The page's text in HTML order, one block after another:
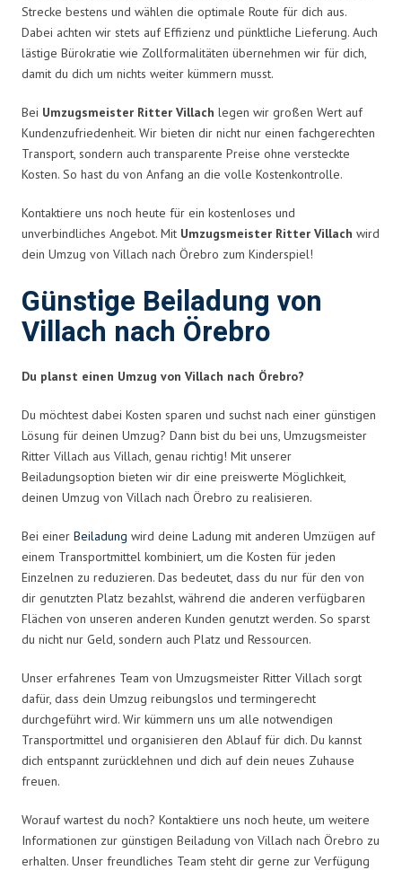
Strecke bestens und wählen die optimale Route für dich aus.
Dabei achten wir stets auf Effizienz und pünktliche Lieferung. Auch
lästige Bürokratie wie Zollformalitäten übernehmen wir für dich,
damit du dich um nichts weiter kümmern musst.
Bei Umzugsmeister Ritter Villach legen wir großen Wert auf
Kundenzufriedenheit. Wir bieten dir nicht nur einen fachgerechten
Transport, sondern auch transparente Preise ohne versteckte
Kosten. So hast du von Anfang an die volle Kostenkontrolle.
Kontaktiere uns noch heute für ein kostenloses und
unverbindliches Angebot. Mit Umzugsmeister Ritter Villach wird
dein Umzug von Villach nach Örebro zum Kinderspiel!
Günstige Beiladung von
Villach nach Örebro
Du planst einen Umzug von Villach nach Örebro?
Du möchtest dabei Kosten sparen und suchst nach einer günstigen
Lösung für deinen Umzug? Dann bist du bei uns, Umzugsmeister
Ritter Villach aus Villach, genau richtig! Mit unserer
Beiladungsoption bieten wir dir eine preiswerte Möglichkeit,
deinen Umzug von Villach nach Örebro zu realisieren.
Bei einer Beiladung wird deine Ladung mit anderen Umzügen auf
einem Transportmittel kombiniert, um die Kosten für jeden
Einzelnen zu reduzieren. Das bedeutet, dass du nur für den von
dir genutzten Platz bezahlst, während die anderen verfügbaren
Flächen von unseren anderen Kunden genutzt werden. So sparst
du nicht nur Geld, sondern auch Platz und Ressourcen.
Unser erfahrenes Team von Umzugsmeister Ritter Villach sorgt
dafür, dass dein Umzug reibungslos und termingerecht
durchgeführt wird. Wir kümmern uns um alle notwendigen
Transportmittel und organisieren den Ablauf für dich. Du kannst
dich entspannt zurücklehnen und dich auf dein neues Zuhause
freuen.
Worauf wartest du noch? Kontaktiere uns noch heute, um weitere
Informationen zur günstigen Beiladung von Villach nach Örebro zu
erhalten. Unser freundliches Team steht dir gerne zur Verfügung